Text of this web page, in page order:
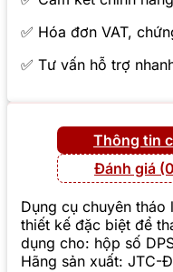
✅ Hóa đơn VAT,
✅ Tư vấn hỗ trợ
Thông tin
Đánh giá
Dụng cụ chuyên
thiết kế đặc biệt để
dụng cho: hộp số
Hãng sản xuất: JTC-